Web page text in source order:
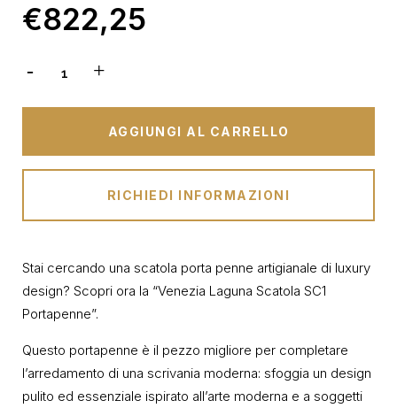
€822,25
AGGIUNGI AL CARRELLO
RICHIEDI INFORMAZIONI
Stai cercando una scatola porta penne artigianale di luxury
design? Scopri ora la “Venezia Laguna Scatola SC1
Portapenne”.
Questo portapenne è il pezzo migliore per completare
l’arredamento di una scrivania moderna: sfoggia un design
pulito ed essenziale ispirato all’arte moderna e a soggetti